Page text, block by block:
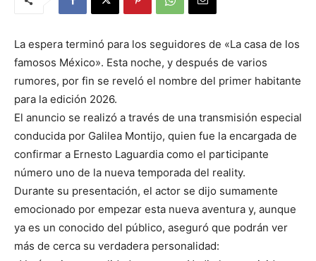
La espera terminó para los seguidores de «La casa de los
famosos México». Esta noche, y después de varios
rumores, por fin se reveló el nombre del primer habitante
para la edición 2026.
El anuncio se realizó a través de una transmisión especial
conducida por Galilea Montijo, quien fue la encargada de
confirmar a Ernesto Laguardia como el participante
número uno de la nueva temporada del reality.
Durante su presentación, el actor se dijo sumamente
emocionado por empezar esta nueva aventura y, aunque
ya es un conocido del público, aseguró que podrán ver
más de cerca su verdadera personalidad: